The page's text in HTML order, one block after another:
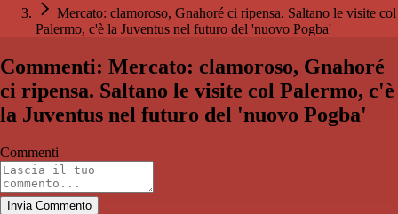
Mercato: clamoroso, Gnahoré ci ripensa. Saltano le visite col
Palermo, c'è la Juventus nel futuro del 'nuovo Pogba'
Commenti: Mercato: clamoroso, Gnahoré
ci ripensa. Saltano le visite col Palermo, c'è
la Juventus nel futuro del 'nuovo Pogba'
Commenti
Invia Commento